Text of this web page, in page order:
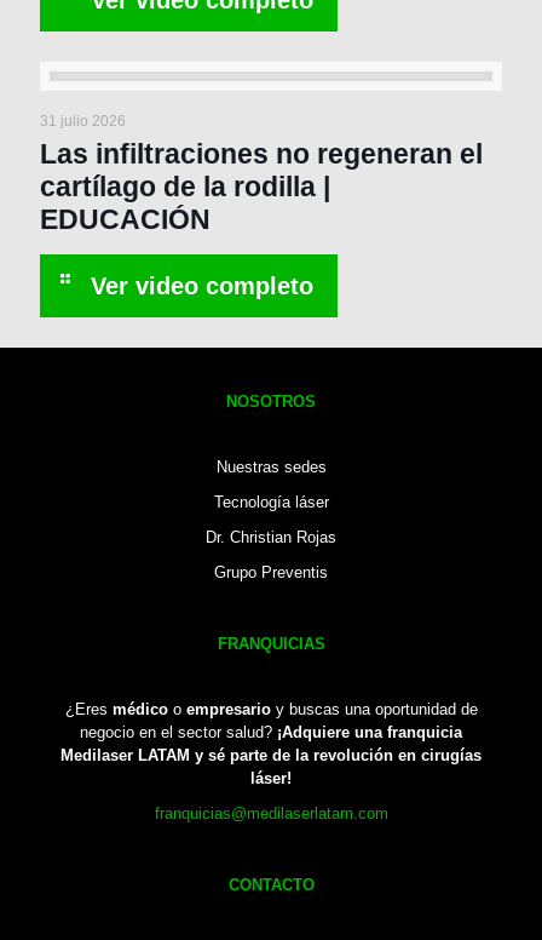
31 julio 2026
Las infiltraciones no regeneran el
cartílago de la rodilla |
EDUCACIÓN
NOSOTROS
Nuestras sedes
Tecnología láser
Dr. Christian Rojas
Grupo Preventis
FRANQUICIAS
¿Eres médicoo empresarioy buscas una oportunidad de
negocio en el sector salud? ¡Adquiere una franquicia
Medilaser LATAM y sé parte de la revolución en cirugías
láser!
franquicias@medilaserlatam.com
CONTACTO